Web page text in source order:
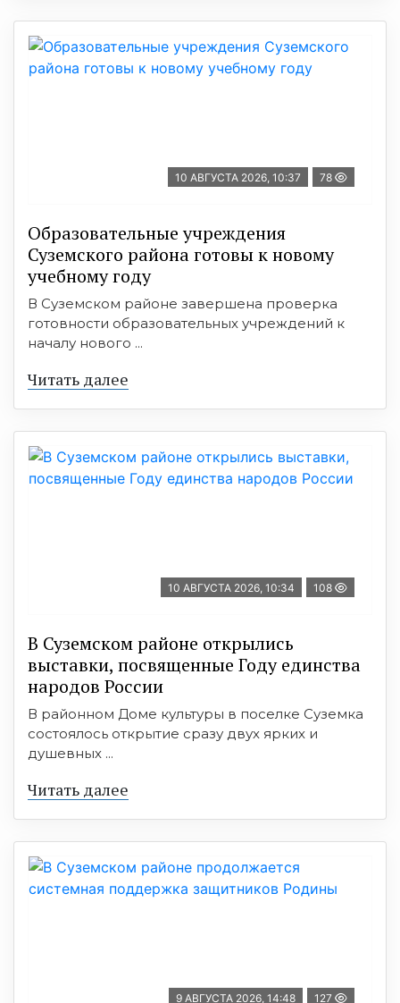
10 АВГУСТА 2026, 10:37 78
Образовательные учреждения
Суземского района готовы к новому
учебному году
В Суземском районе завершена проверка
готовности образовательных учреждений к
началу нового ...
Читать далее
10 АВГУСТА 2026, 10:34 108
В Суземском районе открылись
выставки, посвященные Году единства
народов России
В районном Доме культуры в поселке Суземка
состоялось открытие сразу двух ярких и
душевных ...
Читать далее
9 АВГУСТА 2026, 14:48 127